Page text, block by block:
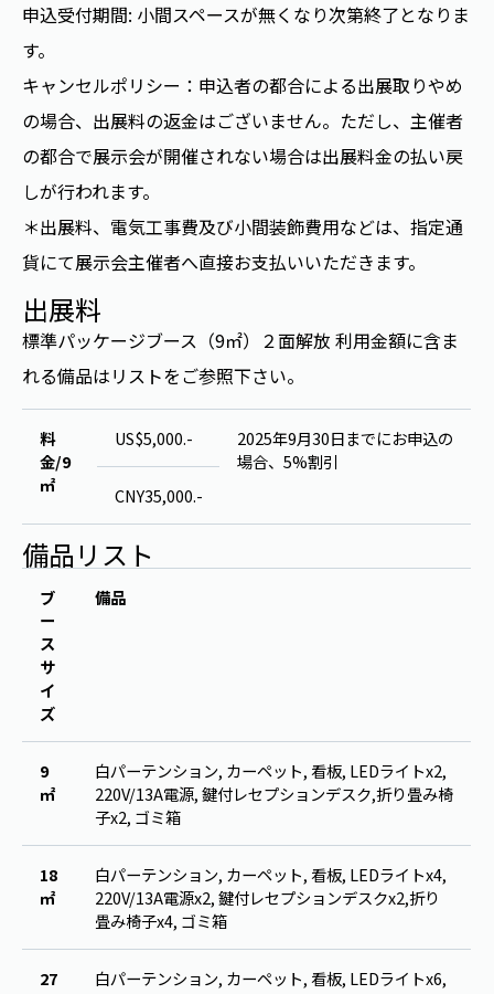
申込受付期間: 小間スペースが無くなり次第終了となりま
す。
キャンセルポリシー：申込者の都合による出展取りやめ
の場合、出展料の返金はございません。ただし、主催者
の都合で展示会が開催されない場合は出展料金の払い戻
しが行われます。
＊出展料、電気工事費及び小間装飾費用などは、指定通
貨にて展示会主催者へ直接お支払いいただきます。
出展料
標準パッケージブース（9㎡）２面解放 利用金額に含ま
れる備品はリストをご参照下さい。
料
金/9
㎡
US$5,000.-
2025年9月30日までにお申込の
場合、5%割引
CNY35,000.-
備品リスト
ブ
ー
ス
サ
イ
ズ
備品
9
㎡
白パーテンション, カーペット, 看板, LEDライトx2,
220V/13A電源, 鍵付レセプションデスク,折り畳み椅
子x2, ゴミ箱
18
㎡
白パーテンション, カーペット, 看板, LEDライトx4,
220V/13A電源x2, 鍵付レセプションデスクx2,折り
畳み椅子x4, ゴミ箱
27
白パーテンション, カーペット, 看板, LEDライトx6,